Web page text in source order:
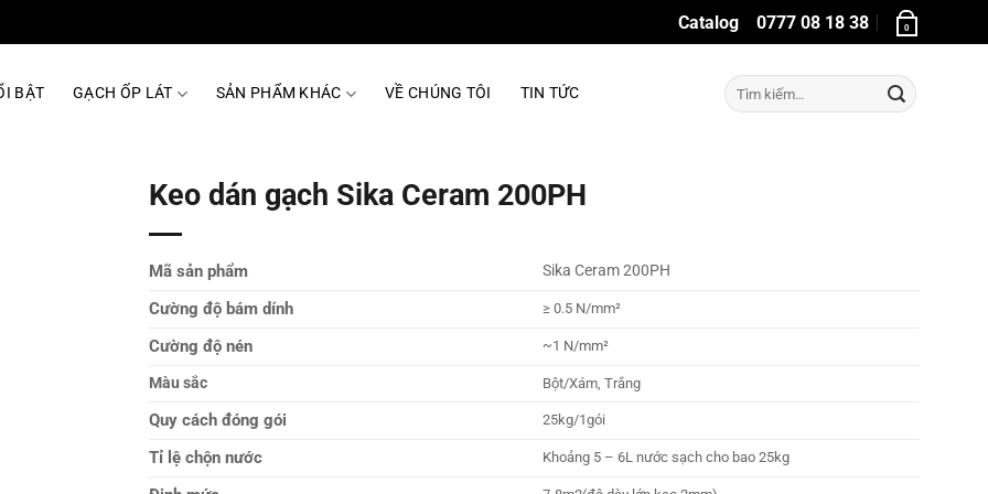
Catalog 0777 08 18 38 0
BẬT GẠCH ỐP LÁT SẢN PHẨM KHÁC VỀ CHÚNG TÔI TIN TỨC
Tìm
kiếm:
Keo dán gạch Sika Ceram 200PH
Mã sản phẩm Sika Ceram 200PH
Cường độ bám dính ≥ 0.5 N/mm²
Cường độ nén ~1 N/mm²
Màu sắc Bột/Xám, Trắng
Quy cách đóng gói 25kg/1gói
Tỉ lệ chộn nước Khoảng 5 – 6L nước sạch cho bao 25kg